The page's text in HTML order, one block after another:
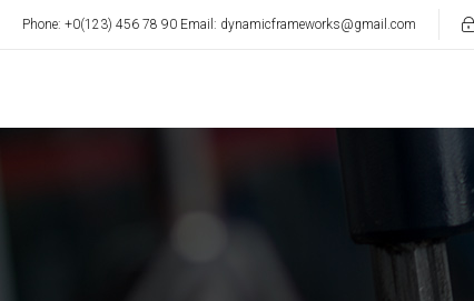
Phone: +0(123) 456 78 90 Email: dynamicframeworks@gmail.com